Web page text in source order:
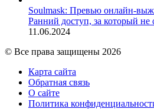
Soulmask: Превью онлайн-
Ранний доступ, за который не
11.06.2024
© Все права защищены 2026
Карта сайта
Обратная связь
О сайте
Политика